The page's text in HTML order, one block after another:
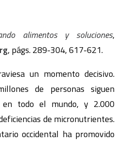
alimentos y soluciones,
, págs. 289-304, 617-621.
un momento decisivo.
de personas siguen
en todo el mundo, y 2.000
de micronutrientes.
occidental ha promovido